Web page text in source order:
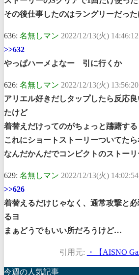
その後仕事したのはラングリーだっ
636: 名無しマン 2022/12/13(火)
>>632
やっぱハーメよなー 引に行くか
626: 名無しマン 2022/12/13(火)
アリエル好きだしタップしたら反応
たけど
着替えだけってのがちょっと躊躇する
これにショートストーリーついてた
なんだかんだでコンビクトのストー
629: 名無しマン 2022/12/13(火)
>>626
着替えるだけじゃなく、通常攻撃と
るヨ
まぁどうでもいい所だろうけど…
引用元: ・【AISNO
今週の人気記事